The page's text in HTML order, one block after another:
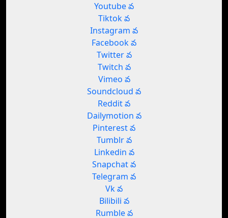
Youtube వ
Tiktok వ
Instagram వ
Facebook వ
Twitter వ
Twitch వ
Vimeo వ
Soundcloud వ
Reddit వ
Dailymotion వ
Pinterest వ
Tumblr వ
Linkedin వ
Snapchat వ
Telegram వ
Vk వ
Bilibili వ
Rumble వ